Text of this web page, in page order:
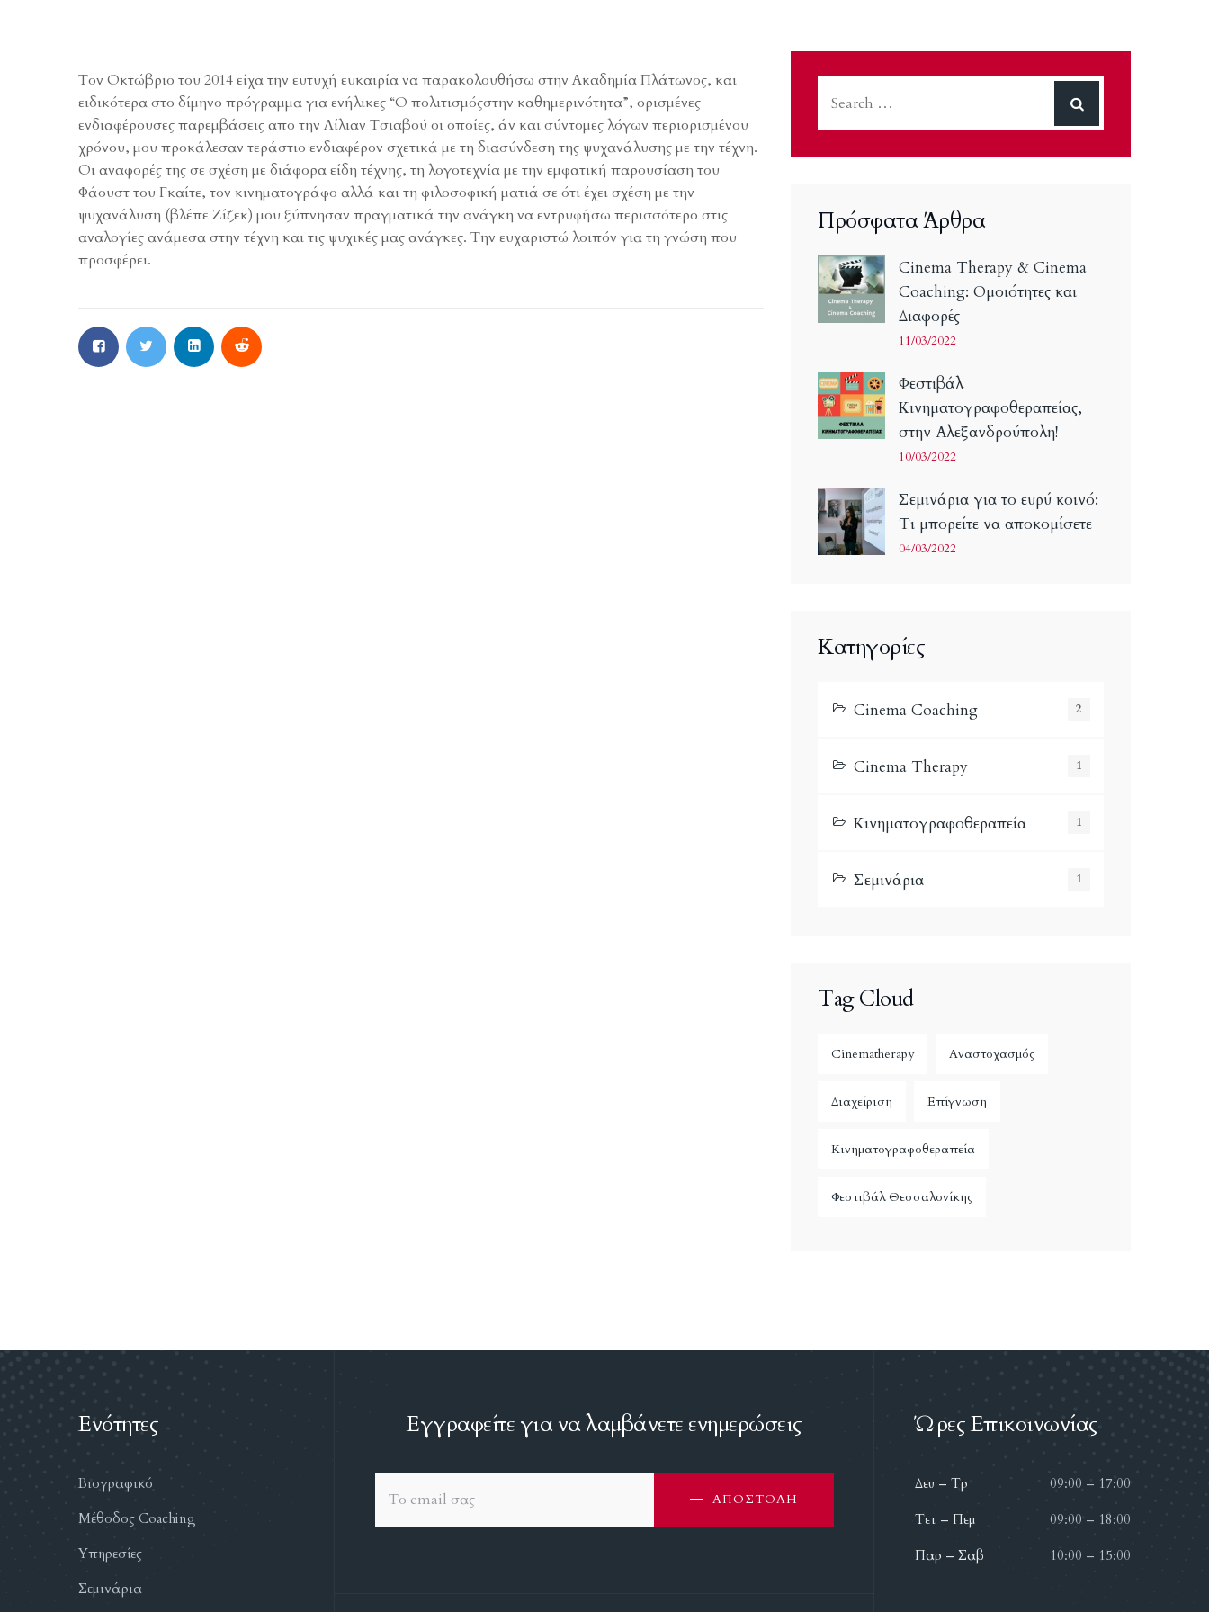
Τον Οκτώβριο του 2014 είχα την ευτυχή ευκαιρία να παρακολουθήσω στην Ακαδημία Πλάτωνος, και
ειδικότερα στο δίμηνο πρόγραμμα για ενήλικες “Ο πολιτισμόςστην καθημερινότητα”, ορισμένες
ενδιαφέρουσες παρεμβάσεις απο την Λίλιαν Τσιαβού οι οποίες, άν και σύντομες λόγων περιορισμένου
χρόνου, μου προκάλεσαν τεράστιο ενδιαφέρον σχετικά με τη διασύνδεση της ψυχανάλυσης με την τέχνη.
Οι αναφορές της σε σχέση με διάφορα είδη τέχνης, τη λογοτεχνία με την εμφατική παρουσίαση του
Φάουστ του Γκαίτε, τον κινηματογράφο αλλά και τη φιλοσοφική ματιά σε ότι έχει σχέση με την
ψυχανάλυση (βλέπε Ζίζεκ) μου ξύπνησαν πραγματικά την ανάγκη να εντρυφήσω περισσότερο στις
αναλογίες ανάμεσα στην τέχνη και τις ψυχικές μας ανάγκες. Την ευχαριστώ λοιπόν για τη γνώση που
προσφέρει.
Πρόσφατα Άρθρα
Cinema Therapy & Cinema
Coaching: Ομοιότητες και
Διαφορές
11/03/2022
Φεστιβάλ
Κινηματογραφοθεραπείας,
στην Αλεξανδρούπολη!
10/03/2022
Σεμινάρια για το ευρύ κοινό:
Τι μπορείτε να αποκομίσετε
04/03/2022
Κατηγορίες
Cinema Coaching 2
Cinema Therapy 1
Κινηματογραφοθεραπεία 1
Σεμινάρια 1
Tag Cloud
Cinematherapy Αναστοχασμός
Διαχείριση Επίγνωση
Κινηματογραφοθεραπεία
Φεστιβάλ Θεσσαλονίκης
Ενότητες
Βιογραφικό
Μέθοδος Coaching
Υπηρεσίες
Σεμινάρια
Εγγραφείτε για να λαμβάνετε ενημερώσεις
ΑΠΟΣΤΟΛΗ
Ώρες Επικοινωνίας
Δευ – Τρ
09:00 – 17:00
Τετ – Πεμ
09:00 – 18:00
Παρ – Σαβ
10:00 – 15:00